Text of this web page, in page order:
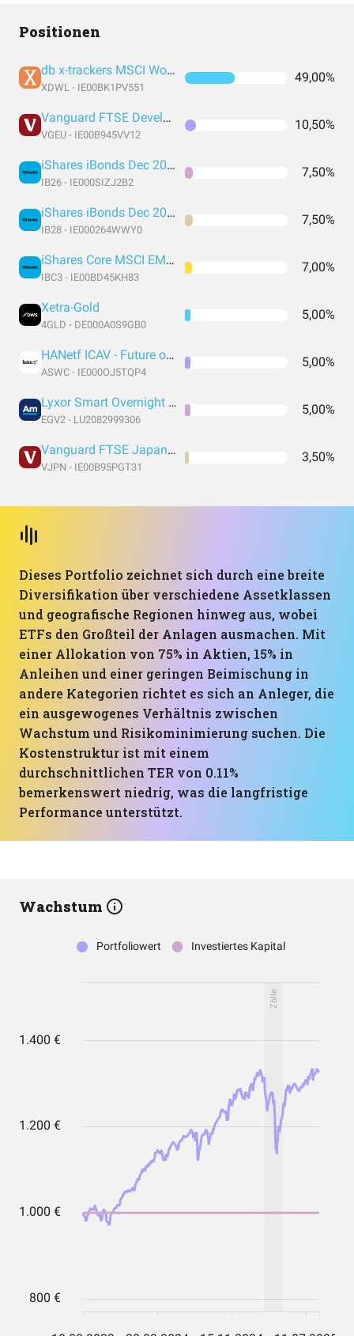
Positionen
db x-trackers MSCI World UCITS DR 1D
XDWL - IE00BK1PV551
49,00%
Vanguard FTSE Developed Europe UCITS
VGEU - IE00B945VV12
10,50%
iShares iBonds Dec 2026 Term € Corp UCITS ETF EUR Inc
IB26 - IE000SIZJ2B2
7,50%
iShares iBonds Dec 2028 Term € Corp UCITS ETF EUR Inc
IB28 - IE000264WWY0
7,50%
iShares Core MSCI EM IMI UCITS ETF
IBC3 - IE00BD45KH83
7,00%
Xetra-Gold
4GLD - DE000A0S9GB0
5,00%
HANetf ICAV - Future of Defence UCITS ETF - Accumulating EUR
ASWC - IE000OJ5TQP4
5,00%
Lyxor Smart Overnight Return ETF D EUR
EGV2 - LU2082999306
5,00%
Vanguard FTSE Japan UCITS
VJPN - IE00B95PGT31
3,50%
Dieses Portfolio zeichnet sich durch eine breite
Diversifikation über verschiedene Assetklassen
und geografische Regionen hinweg aus, wobei
ETFs den Großteil der Anlagen ausmachen. Mit
einer Allokation von 75% in Aktien, 15% in
Anleihen und einer geringen Beimischung in
andere Kategorien richtet es sich an Anleger, die
ein ausgewogenes Verhältnis zwischen
Wachstum und Risikominimierung suchen. Die
Kostenstruktur ist mit einem
durchschnittlichen TER von 0.11%
bemerkenswert niedrig, was die langfristige
Performance unterstützt.
Wachstum